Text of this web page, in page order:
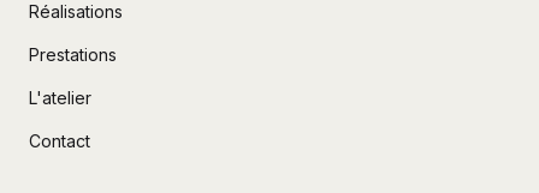
Réalisations
Prestations
L'atelier
Contact